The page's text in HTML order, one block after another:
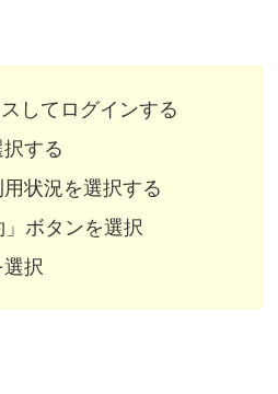
してログインする
する
状況を選択する
ボタンを選択
選択